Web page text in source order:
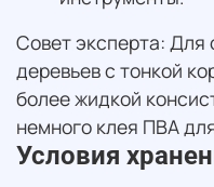
Совет эксперта:
деревьев с тонкой
более жидкой
немного клея ПВА
Условия